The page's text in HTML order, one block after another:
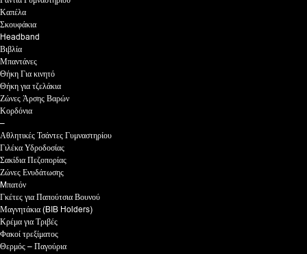
Καπέλα
Σκουφάκια
Headband
Βιβλία
Μπαντάνες
Θήκη Για κινητό
Θήκη για τζελάκια
Ζώνες Άρσης Βαρών
Κορδόνια
–
Αθλητικές Τσάντες Γυμναστηρίου
Γιλέκα Υδροδοσίας
Σακίδια Πεζοπορίας
Ζώνες Ενυδάτωσης
Mπατόν
Γκέτες για Παπούτσια Βουνού
Μαγνητάκια (BIB Holders)
Κρέμα για Τριβές
Φακοί τρεξίματος
Θερμός – Παγούρια